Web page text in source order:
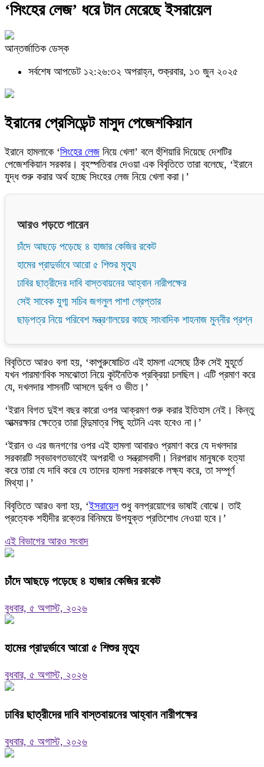
‘সিংহের লেজ’ ধরে টান মেরেছে ইসরায়েল
আন্তর্জাতিক ডেস্ক
সর্বশেষ আপডেট ১২:২৬:৩২ অপরাহ্ন, শুক্রবার, ১৩ জুন ২০২৫
ইরানের প্রেসিডেন্ট মাসুদ পেজেশকিয়ান
ইরানে হামলাকে ‘সিংহের লেজ নিয়ে খেলা’ বলে হুঁশিয়ারি দিয়েছে দেশটির
পেজেশকিয়ান সরকার। বৃহস্পতিবার দেওয়া এক বিবৃতিতে তারা বলেছে, ‘ইরানে
যুদ্ধ শুরু করার অর্থ হচ্ছে সিংহের লেজ নিয়ে খেলা করা।’
আরও পড়তে পারেন
চাঁদে আছড়ে পড়েছে ৪ হাজার কেজির রকেট
হামের প্রাদুর্ভাবে আরো ৫ শিশুর মৃত্যু
ঢাবির ছাত্রীদের দাবি বাস্তবায়নের আহ্বান নারীপক্ষের
সেই সাবেক যুগ্ম সচিব জগলুল পাশা গ্রেপ্তার
ছাড়পত্র নিয়ে পরিবেশ মন্ত্রণালয়ের কাছে সাংবাদিক শাহনাজ মুন্নীর প্রশ্ন
বিবৃতিতে আরও বলা হয়, ‘কাপুরুষোচিত এই হামলা এসেছে ঠিক সেই মুহূর্তে
যখন পারমাণবিক সমঝোতা নিয়ে কূটনৈতিক প্রক্রিয়া চলছিল। এটি প্রমাণ করে
যে, দখলদার শাসনটি আসলে দুর্বল ও ভীত।’
‘ইরান বিগত দুইশ বছর কারো ওপর আক্রমণ শুরু করার ইতিহাস নেই। কিন্তু
আত্মরক্ষার ক্ষেত্রে তারা বিন্দুমাত্র পিছু হটেনি এবং হবেও না।’
‘ইরান ও এর জনগণের ওপর এই হামলা আবারও প্রমাণ করে যে দখলদার
সরকারটি স্বভাবগতভাবেই অপরাধী ও সন্ত্রাসবাদী। নিরপরাধ মানুষকে হত্যা
করে তারা যে দাবি করে যে তাদের হামলা সরকারকে লক্ষ্য করে, তা সম্পূর্ণ
মিথ্যা।’
বিবৃতিতে আরও বলা হয়, ‘ইসরায়েলশুধু বলপ্রয়োগের ভাষাই বোঝে। তাই
প্রত্যেক শহীদীর রক্তের বিনিময়ে উপযুক্ত প্রতিশোধ নেওয়া হবে।’
এই বিভাগের আরও সংবাদ
চাঁদে আছড়ে পড়েছে ৪ হাজার কেজির রকেট
বুধবার, ৫ অগাস্ট, ২০২৬
হামের প্রাদুর্ভাবে আরো ৫ শিশুর মৃত্যু
বুধবার, ৫ অগাস্ট, ২০২৬
ঢাবির ছাত্রীদের দাবি বাস্তবায়নের আহ্বান নারীপক্ষের
বুধবার, ৫ অগাস্ট, ২০২৬